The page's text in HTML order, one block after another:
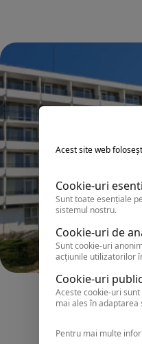
Acest site web
Cookie-uri
Sunt toate esențiale
sistemul nostru.
Cookie-uri de
Sunt cookie-uri
acțiunile utilizatorilor
Cookie-uri
Aceste cookie-uri
mai ales în
Pentru mai multe